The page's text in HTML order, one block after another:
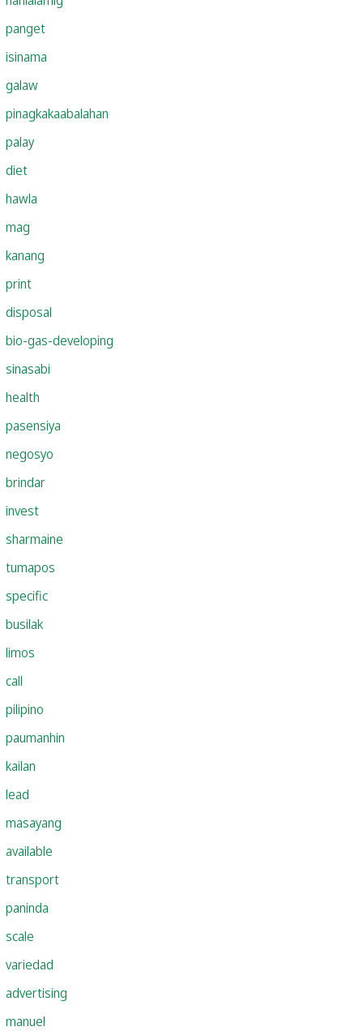
panget
isinama
galaw
pinagkakaabalahan
palay
diet
hawla
mag
kanang
print
disposal
bio-gas-developing
sinasabi
health
pasensiya
negosyo
brindar
invest
sharmaine
tumapos
specific
busilak
limos
call
pilipino
paumanhin
kailan
lead
masayang
available
transport
paninda
scale
variedad
advertising
manuel